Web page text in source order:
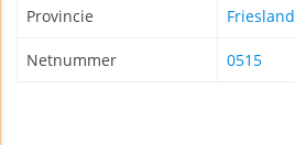
Provincie Friesland
Netnummer 0515